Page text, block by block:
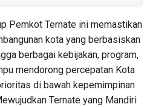
Pemkot Ternate ini memastikan
kota yang berbasiskan
berbagai kebijakan, program,
mendorong percepatan Kota
di bawah kepemimpinan
Ternate yang Mandiri